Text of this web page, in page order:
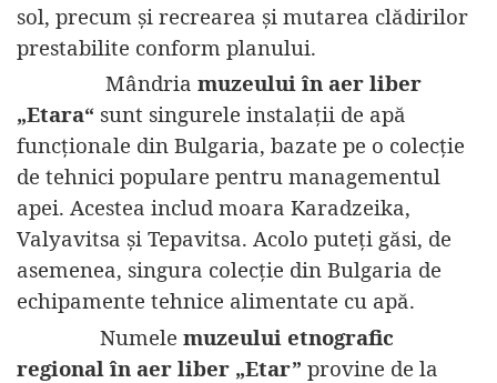
sol, precum și recrearea și mutarea clădirilor
prestabilite conform planului.
Mândria muzeului în aer liber
„Etara“ sunt singurele instalații de apă
funcționale din Bulgaria, bazate pe o colecție
de tehnici populare pentru managementul
apei. Acestea includ moara Karadzeika,
Valyavitsa și Tepavitsa. Acolo puteți găsi, de
asemenea, singura colecție din Bulgaria de
echipamente tehnice alimentate cu apă.
Numele muzeului etnografic
regional în aer liber „Etar” provine de la